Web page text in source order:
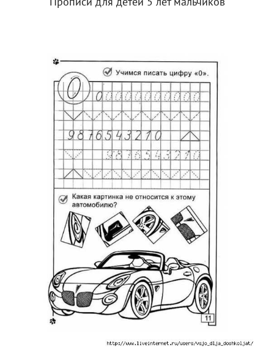
Прописи для детей 5 лет мальчиков